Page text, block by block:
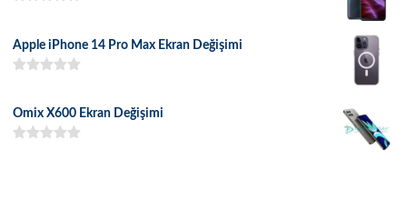
Apple iPhone 14 Pro Max Ekran Değişimi
Omix X600 Ekran Değişimi